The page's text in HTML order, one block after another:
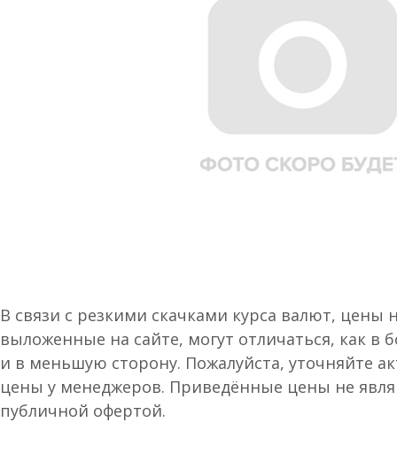
В связи с резкими скачками курса валют, цены
выложенные на сайте, могут отличаться, как в
и в меньшую сторону. Пожалуйста, уточняйте
цены у менеджеров. Приведённые цены не
публичной офертой.